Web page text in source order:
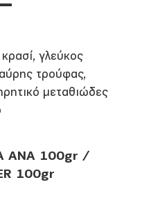
γλεύκος
τρούφας,
μεταθιώδες
ΑΝΑ 100gr /
100gr